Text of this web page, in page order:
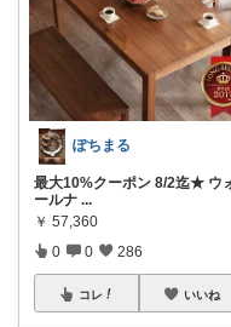
ぽちまる
最大10%クーポン 8/2迄★ ウ
ールナ ...
￥ 57,360
0 0 286
コレ いいね